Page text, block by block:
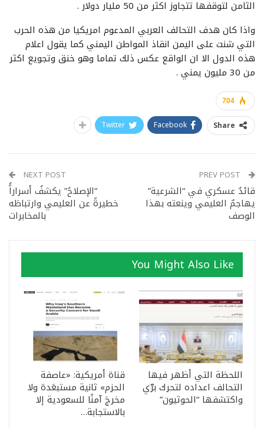
الثامن لتوقفها تتجاوز اكثر من 50 مليار دولار .
واذا كان هدف التحالف العربي المدعوم امريكيا من هذه الحرب
التي شنت على اليمن انقاذ المواطن اليمني كما يقول اعلام
هذه الدول الا ان الواقع عكس ذلك تماما وهو خنق وتجويع اكثر
من 30 مليون يمني .
704
Share
Facebook
Twitter
قائدٌ عسكري في “الشرعية”
يهاجمٌ العليمي وينعته بهذا
الوصف
NEXT POST
“الإصلاحُ” يكشفُ أسراراًُ
خطيرةً عن العليمي وارتباطَه
بالمخابرات
You Might Also Like
اللحظة التي أظهر فيها
التحالف اعداده لتحرك برّي
واكتشفها “الحوثيون”
قناة أمريكية: «عاصفة
الحزم» ثانية مستبعَدة ولا
مخرجَ آمنًا للسعودية إلا
بالاستجابة…